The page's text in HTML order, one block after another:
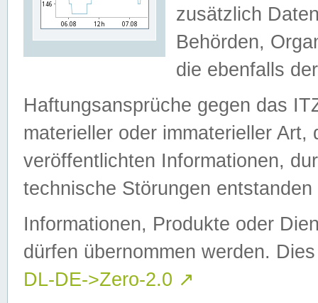
zusätzlich
Behörden,
die ebenfalls
Haftungsansprüche gegen das
materieller oder immaterieller
veröffentlichten Informationen,
technische Störungen
Informationen, Produkte oder
dürfen übernommen werden.
DL-DE->Zero-2.0 ↗